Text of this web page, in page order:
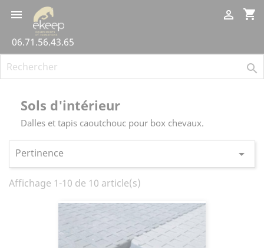
 shopping_cart

06.71.56.43.65

Sols d'intérieur
Dalles et tapis caoutchouc pour box chevaux.
Pertinence 
Affichage 1-10 de 10 article(s)
Panneau de gestion des cookies